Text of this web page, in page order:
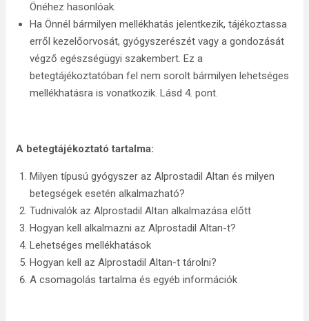
Önéhez hasonlóak.
Ha Önnél bármilyen mellékhatás jelentkezik, tájékoztassa
erről kezelőorvosát, gyógyszerészét vagy a gondozását
végző egészségügyi szakembert. Ez a
betegtájékoztatóban fel nem sorolt bármilyen lehetséges
mellékhatásra is vonatkozik. Lásd 4. pont.
A betegtájékoztató tartalma:
Milyen típusú gyógyszer az Alprostadil Altan és milyen
betegségek esetén alkalmazható?
Tudnivalók az Alprostadil Altan alkalmazása előtt
Hogyan kell alkalmazni az Alprostadil Altan-t?
Lehetséges mellékhatások
Hogyan kell az Alprostadil Altan-t tárolni?
A csomagolás tartalma és egyéb információk